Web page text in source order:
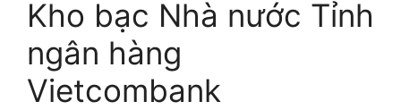
Kho bạc Nhà nước Tỉnh
ngân hàng
Vietcombank